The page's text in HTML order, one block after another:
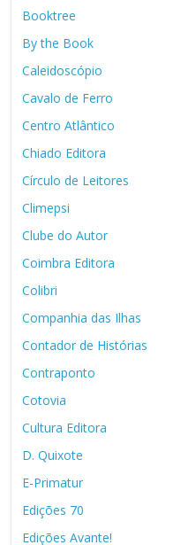
Booktree
By the Book
Caleidoscópio
Cavalo de Ferro
Centro Atlântico
Chiado Editora
Círculo de Leitores
Climepsi
Clube do Autor
Coimbra Editora
Colibri
Companhia das Ilhas
Contador de Histórias
Contraponto
Cotovia
Cultura Editora
D. Quixote
E-Primatur
Edições 70
Edições Avante!